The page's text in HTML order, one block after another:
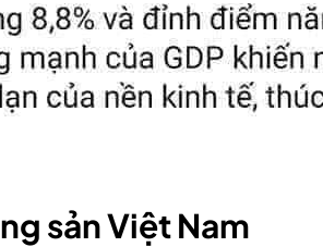
sản Việt Nam